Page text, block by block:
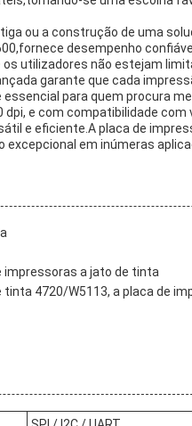
ou a construção de uma
desempenho
utilizadores não estejam
garante que cada
para quem procura
e com compatibilidade
e eficiente.A placa de
em inúmeras
impressoras a jato de tinta
4720/W5113, a placa de